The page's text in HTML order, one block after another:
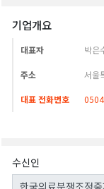
기업개요
대표자 박은
주소 서울
대표 전화번호
수신인